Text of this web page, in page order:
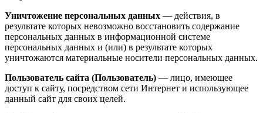
Уничтожение персональных данных — действия, в
результате которых невозможно восстановить содержание
персональных данных в информационной системе
персональных данных и (или) в результате которых
уничтожаются материальные носители персональных данных.
Пользователь сайта (Пользователь) — лицо, имеющее
доступ к сайту, посредством сети Интернет и использующее
данный сайт для своих целей.